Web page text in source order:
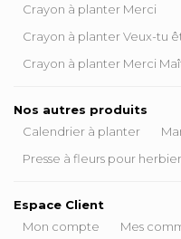
Crayon à planter Merci
Crayon à planter Veux-tu
Crayon à planter Merci
Nos autres produits
Calendrier à planter
Presse à fleurs pour herbier
Espace Client
Mon compte
Mes